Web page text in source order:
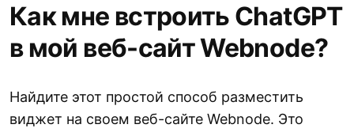
Как мне встроить ChatGPT
в мой веб-сайт Webnode?
Найдите этот простой способ разместить
виджет на своем веб-сайте Webnode. Это